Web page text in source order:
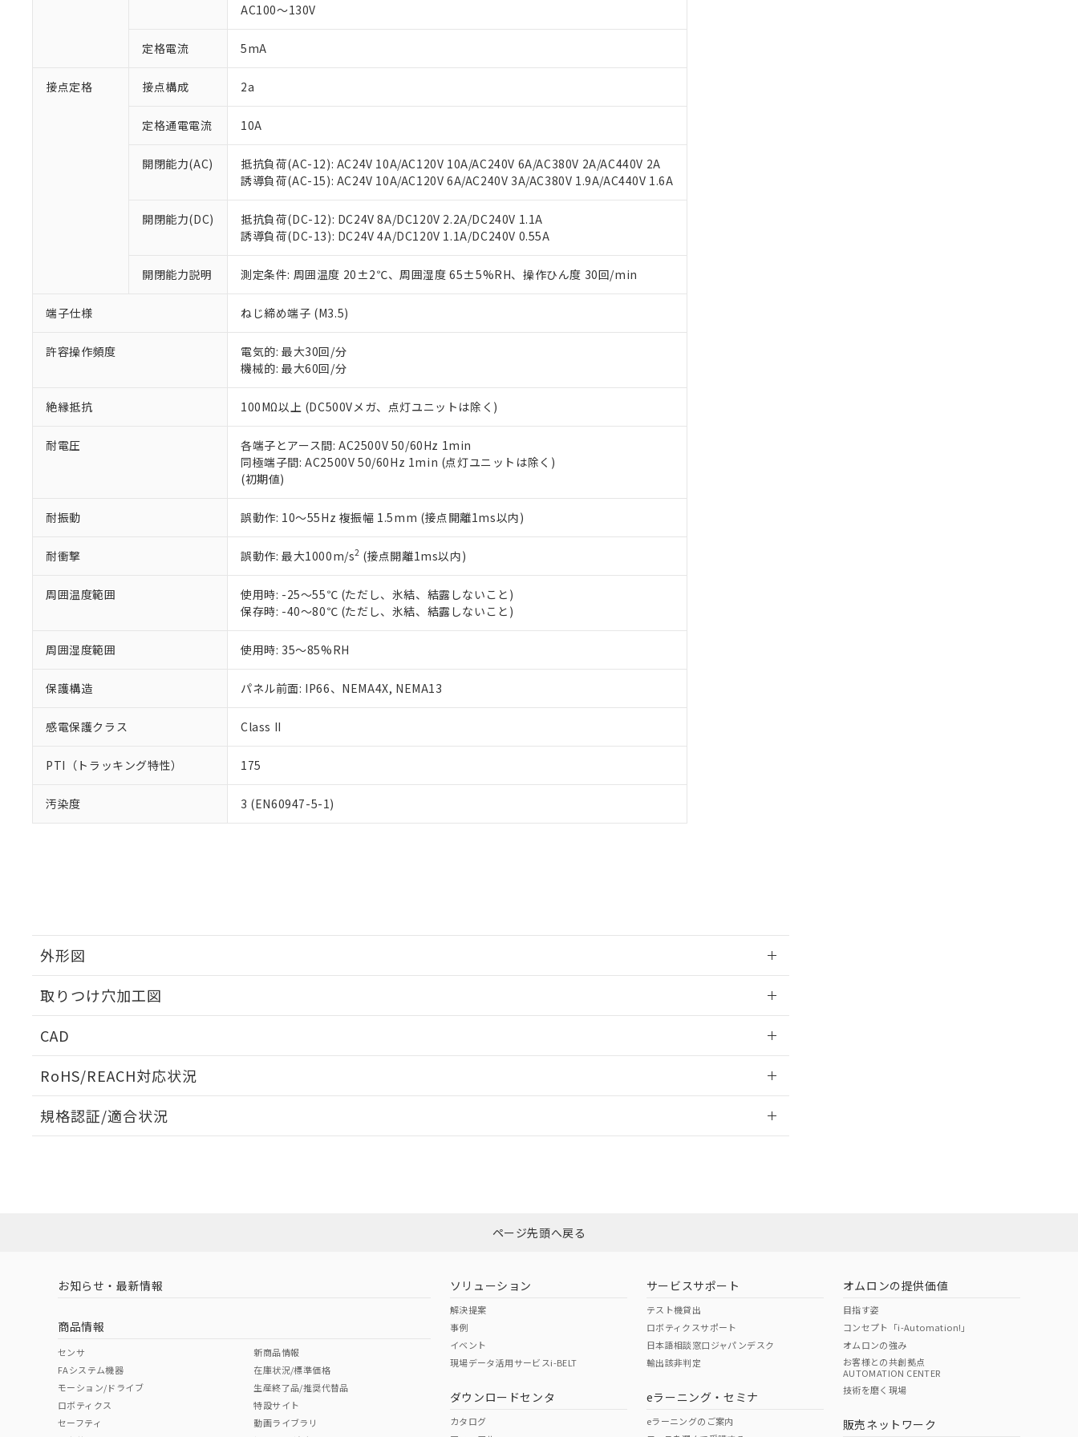
AC100～130V
定格電流 5mA
接点定格 接点構成 2a
定格通電電流 10A
開閉能力(AC)
抵抗負荷(AC-12): AC24V 10A/AC120V 10A/AC240V 6A/AC380V 2A/AC440V 2A
誘導負荷(AC-15): AC24V 10A/AC120V 6A/AC240V 3A/AC380V 1.9A/AC440V 1.6A
開閉能力(DC)
抵抗負荷(DC-12): DC24V 8A/DC120V 2.2A/DC240V 1.1A
誘導負荷(DC-13): DC24V 4A/DC120V 1.1A/DC240V 0.55A
開閉能力説明 測定条件: 周囲温度 20±2℃、周囲湿度 65±5%RH、操作ひん度 30回/min
端子仕様 ねじ締め端子 (M3.5)
許容操作頻度
電気的: 最大30回/分
機械的: 最大60回/分
絶縁抵抗 100MΩ以上 (DC500Vメガ、点灯ユニットは除く)
耐電圧
各端子とアース間: AC2500V 50/60Hz 1min
同極端子間: AC2500V 50/60Hz 1min (点灯ユニットは除く)
(初期値)
耐振動 誤動作: 10～55Hz 複振幅 1.5mm (接点開離1ms以内)
耐衝撃 誤動作: 最大1000m/s2 (接点開離1ms以内)
周囲温度範囲
使用時: -25～55℃ (ただし、氷結、結露しないこと)
保存時: -40～80℃ (ただし、氷結、結露しないこと)
周囲湿度範囲 使用時: 35～85%RH
保護構造 パネル前面: IP66、NEMA4X, NEMA13
感電保護クラス Class II
PTI（トラッキング特性） 175
汚染度 3 (EN60947-5-1)
外形図
取りつけ穴加工図
CAD
RoHS/REACH対応状況
EU RoHS 注意事項・凡例
ダウンロードはこちら
中国 RoHS 注意事項・凡例
中国 RoHS表
Pb Hg Cr(VI)
規格認証/適合状況
（イギリス
（ノルウェー
（日本
（アメリカ
この製品の規格認証/適合状況ページへ
その他の認証はこちらのページからご検索ください
以下の条件をお読みいただき、同意のうえご利用ください。
正式な納期状況および標準価格はお客様のお取引先、またはお客様担当のオムロン制御機器販売店・
当社販売員にご相談ください。
オムロン制御機器販売店や当社販売拠点は「販売ネットワーク
」をご確認ください。
在庫状況および標準価格結果を当社の事前の承諾なく第三者に漏洩または開示しないようお願いしま
す。
マイパーツ機能（部品リスト作成サービス）をご利用いただくには、I-Webメンバーズにご登録され
ている必要があります。
が、当社の製品・サービスに関するお客様との取引・商談に必要な範囲で利用することをご了承くだ
さい。
※当社の共同利用者とは、
いる法人を指します。
があります。
*EU RoHS指令（10物質）：
六価クロム(Cr(Ⅵ)) 1000ppm以下、ポリ臭化ビフェニル類(PBB) 1000ppm以下、ポリ臭化ジフェニルエーテル類(PBDE) 1000ppm以下、
但し、RoHS指令で産業用監視および制御機器に対する適用除外項目は除く。
フタル酸エステル類の４物質については閾値を超える意図的な使用がないことを確認しています。
※2 対応予定月
部品在庫の切り替え状況などにより、予定月が前後することがあります。
※3 非含有証明書ダウンロード
EU RoHS指令（10物質）の非含有証明書
51物質の非含有証明書（当社基準）
※本証明書は発行日時点で非含有を証明するもので、過去に遡って非含有を証明するものではありません。
また、RoHS指令のフタル酸エステル類４物質の対応では、対応完了までの期間は出荷製品に未対応品が
混在することから備考欄に対応日を記載しておりました。
既に当社にて対応品への在庫切替を完了していることから、特段のことがない限り、2022年1月12日よ
「×」：最大均質材料含有率が中国RoHSの基準値を超えていることを示します。
「－」：未確認です。当社販売部門へお問い合わせください。
Pb(鉛) :1000ppm、 Hg(水銀) : 1000ppm、 Cd(カドミウム) : 100ppm、
DBP(フタル酸ジブチル) : 1000ppm、 DIBP(フタル酸ジイソブチル) : 1000ppm、 BBP(フタル酸ブチルベンジル) : 1000ppm、
※2 環境保護使用期限
「ｅ」：有害物質（10物質）のすべてが基準値以下であることを示します。
「10」：通常の使用状況下において有害物質が外部に漏えいし、環境に深刻な影響を及ぼさない年数を意
味します。
「－」：未確認です。当社販売部門へお問い合わせください。
う）を輸出または国外への提供する場合は、日本国政府の輸出許可(または役務取引許可)を取得する
置等に一切使用いたしません。
当社は、貴社製品を第三者に販売する場合は、上記1、2および3の内容を当該第三者に通知します。
また当社は、販売先および販売に係わる関係者が違法に輸出するおそれがある場合は、取り引きをい
たしません。
記
説明
△ 一定数には満たないが在庫あり
－
在庫なし(最新の在庫状況については、お客様のお取引先、またはお客様担当のオムロン制御
機器販売店・当社販売員にご確認ください)
空
白
受注生産機種、また在庫状況の情報を公開していない機種
ページ先頭へ戻る
お知らせ・最新情報
商品情報
センサ
FAシステム機器
モーション/ドライブ
ロボティクス
セーフティ
新商品情報
在庫状況/標準価格
生産終了品/推奨代替品
特設サイト
動画ライブラリ
ソリューション
解決提案
事例
イベント
現場データ活用サービスi-BELT
ダウンロードセンタ
カタログ
サービスサポート
テスト機貸出
ロボティクスサポート
日本語相談窓口ジャパンデスク
輸出該非判定
eラーニング・セミナ
eラーニングのご案内
オムロンの提供価値
目指す姿
コンセプト「i-Automation!」
オムロンの強み
お客様との共創拠点
AUTOMATION CENTER
技術を磨く現場
販売ネットワーク